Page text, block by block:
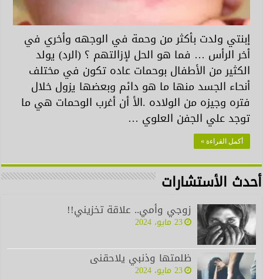
إبنتي ولدت بأكثر من وحمة في الوجهه وأخري في
أخر الرأس … فما هو الحل لإزالتهم ؟ (الرد) يولد
الكثير من الأطفال بوحمات عاده تكون في مختلف
أنحاء الجسد منها ما هو دائم وبعضها يزول خلال
فتره وجيزه من الولاده .الأ أن أغرب الوحمات هي ما
توجد علي الجفن العلوي …
أكمل القراءة »
أحدث الأستشارات
زوجي وأمي.. علاقة تخزيني!!
23 مايو، 2024
ظلمتها وذنبي يلاحقنى
23 مايو، 2024